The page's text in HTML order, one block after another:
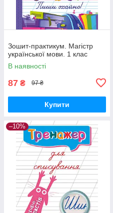
Зошит-практикум. Магістр
української мови. 1 клас
В наявності
87 ₴ 97 ₴
Купити
–10%